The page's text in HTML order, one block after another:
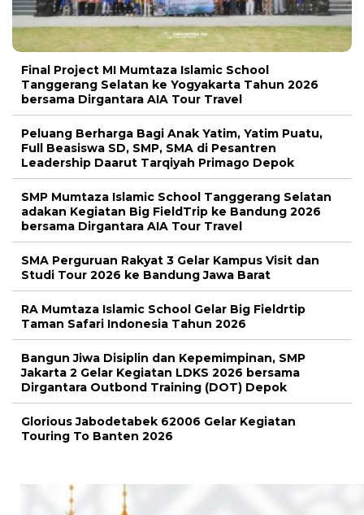
Final Project MI Mumtaza Islamic School
Tanggerang Selatan ke Yogyakarta Tahun 2026
bersama Dirgantara AIA Tour Travel
Peluang Berharga Bagi Anak Yatim, Yatim Puatu,
Full Beasiswa SD, SMP, SMA di Pesantren
Leadership Daarut Tarqiyah Primago Depok
SMP Mumtaza Islamic School Tanggerang Selatan
adakan Kegiatan Big FieldTrip ke Bandung 2026
bersama Dirgantara AIA Tour Travel
SMA Perguruan Rakyat 3 Gelar Kampus Visit dan
Studi Tour 2026 ke Bandung Jawa Barat
RA Mumtaza Islamic School Gelar Big Fieldrtip
Taman Safari Indonesia Tahun 2026
Bangun Jiwa Disiplin dan Kepemimpinan, SMP
Jakarta 2 Gelar Kegiatan LDKS 2026 bersama
Dirgantara Outbond Training (DOT) Depok
Glorious Jabodetabek 62006 Gelar Kegiatan
Touring To Banten 2026